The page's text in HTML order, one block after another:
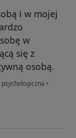
i w mojej
w
się z
osobą.
•